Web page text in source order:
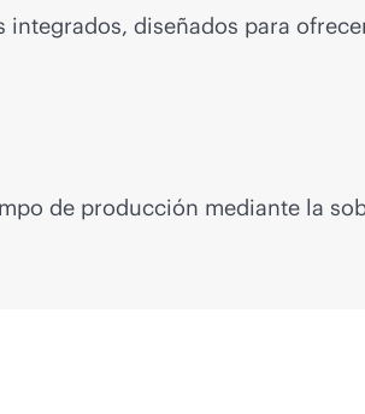
diseñados para
de producción mediante la